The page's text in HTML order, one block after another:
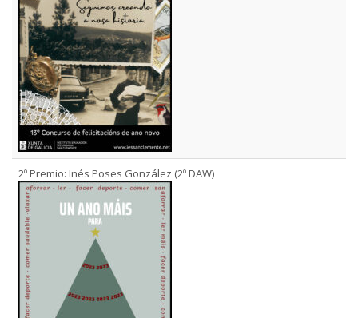
2º Premio: Inés Poses González (2º DAW)